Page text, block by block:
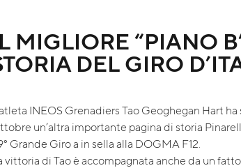
MIGLIORE “PIANO
DEL GIRO
INEOS Grenadiers Tao Geoghegan Hart
un’altra importante pagina di storia
Grande Giro a in sella alla DOGMA F12.
vittoria di Tao è accompagnata anche da un